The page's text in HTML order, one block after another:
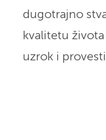
dugotrajno
kvalitetu
uzrok i